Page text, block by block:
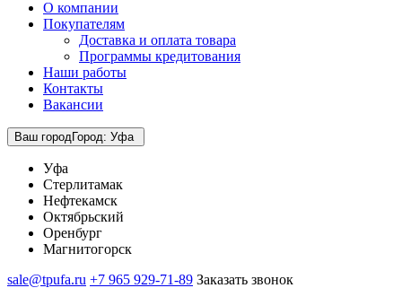
О компании
Покупателям
Доставка и оплата товара
Программы кредитования
Наши работы
Контакты
Вакансии
Ваш городГород: Уфа
Уфа
Стерлитамак
Нефтекамск
Октябрьский
Оренбург
Магнитогорск
sale@tpufa.ru +7 965 929-71-89 Заказать звонок